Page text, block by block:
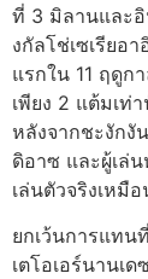
ที่ 3 มิลานและอิ
งกัลโช่เซเรียอ
แรกใน 11 ฤดูก
เพียง 2 แต้มเท่
หลังจากชะงักงั
ดิอาซ และผู้เล่
เล่นตัวจริงเหมื
ยกเว้นการแท
เตโอเอร์นานเ